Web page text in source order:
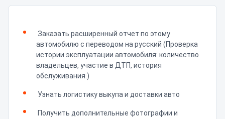
Заказать расширенный отчет по этому
автомобилю с переводом на русский (Проверка
истории эксплуатации автомобиля: количество
владельцев, участие в ДТП, история
обслуживания.)
Узнать логистику выкупа и доставки авто
Получить дополнительные фотографии и